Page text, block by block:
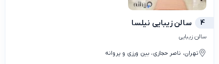
4 سالن زیبایی نیلسا
سالن زیبایی
تهران، ناصر حجازی، بین ورزی و پروانه